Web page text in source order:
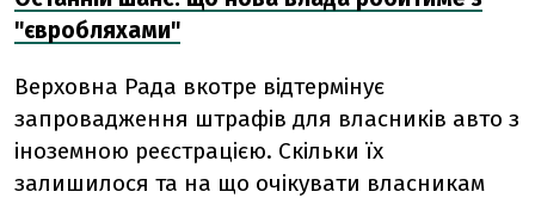
"євробляхами"
Верховна Рада вкотре відтермінує
запровадження штрафів для власників авто з
іноземною реєстрацією. Скільки їх
залишилося та на що очікувати власникам